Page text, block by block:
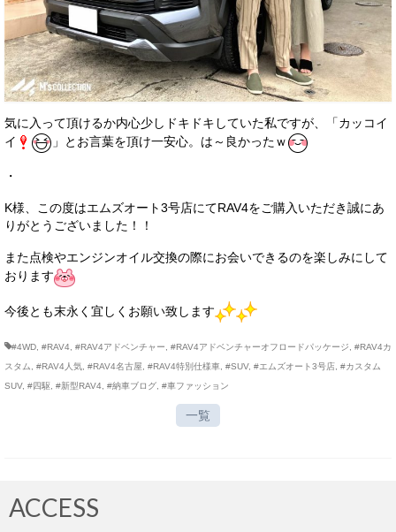
気に入って頂けるか内心少しドキドキしていた私ですが、「カッコイ
イ
」とお言葉を頂け一安心。は～良かったｗ
・
K様、この度はエムズオート3号店にてRAV4をご購入いただき誠にあ
りがとうございました！！
また点検やエンジンオイル交換の際にお会いできるのを楽しみにして
おります
今後とも末永く宜しくお願い致します
#4WD #RAV4 #RAV4アドベンチャー #RAV4アドベンチャーオフロードパッケージ
#RAV4カ
スタム
#RAV4人気 #RAV4名古屋 #RAV4特別仕様車 #SUV, #エムズオート3号店 #カスタム
SUV, #四駆 #新型RAV4 #納車ブログ #車ファッション
一覧
ACCESS